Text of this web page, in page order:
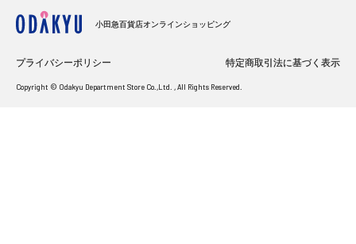
小田急百貨店オンラインショッピング
プライバシーポリシー 特定商取引法に基づく表示
Copyright © Odakyu Department Store Co.,Ltd. , All Rights Reserved.